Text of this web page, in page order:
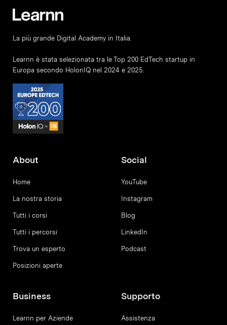
La più grande Digital Academy in Italia.
Learnn è stata selezionata tra le Top 200 EdTech startup in
Europa secondo HolonIQ nel 2024 e 2025.
About
Home
La nostra storia
Tutti i corsi
Tutti i percorsi
Trova un esperto
Posizioni aperte
Social
YouTube
Instagram
Blog
LinkedIn
Podcast
Business
Learnn per Aziende
Supporto
Assistenza